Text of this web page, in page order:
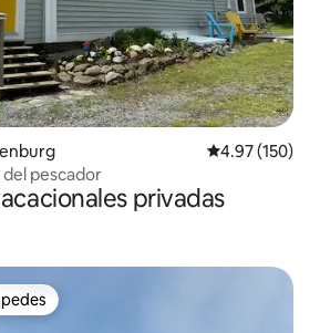
Calificación
4.97 (150)
del pescador
privadas